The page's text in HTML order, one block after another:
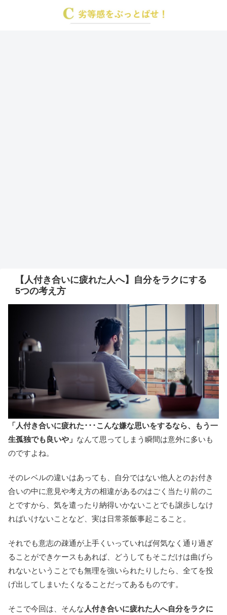
【人付き合いに疲れた人へ】自分をラクにする
5つの考え方
「人付き合いに疲れた･･･こんな嫌な思いをするなら、もう一
生孤独でも良いや」 なんて思ってしまう瞬間は意外に多いも
のですよね。
そのレベルの違いはあっても、自分ではない他人とのお付き
合いの中に意見や考え方の相違があるのはごく当たり前のこ
とですから、気を遣ったり納得いかないことでも譲歩しなけ
ればいけないことなど、実は日常茶飯事起こること。
それでも意志の疎通が上手くいっていれば何気なく通り過ぎ
ることができケースもあれば、どうしてもそこだけは曲げら
れないということでも無理を強いられたりしたら、全てを投
げ出してしまいたくなることだってあるものです。
そこで今回は、そんな 人付き合いに疲れた人へ自分をラクに